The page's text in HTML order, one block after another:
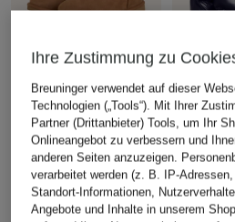
UGG
Boots CLASSIC ULTRA
MINI
CHF 100
POLO
CHF 375
Ihre Zustimmung zu
Breuninger verwendet auf dieser
Technologien („Tools“). Mit Ihrer
Partner (Drittanbieter) Tools, um Ihr
Onlineangebot zu verbessern und
anderen Seiten anzuzeigen.
verarbeitet werden (z. B. IP-
Standort-Informationen,
Angebote und Inhalte in unserem